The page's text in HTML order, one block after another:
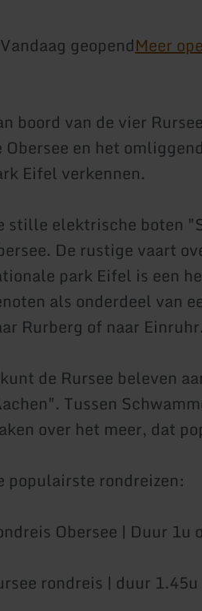
Vandaag geopendMeer
boord van de vier
Obersee en het
Eifel verkennen.
stille elektrische boten
De rustige vaart
park Eifel is een
als onderdeel van
Rurberg of naar Einruhr.
de Rursee beleven
Tussen
over het meer, dat
populairste rondreizen:
Obersee | Duur 1u
rondreis | duur 1.45u